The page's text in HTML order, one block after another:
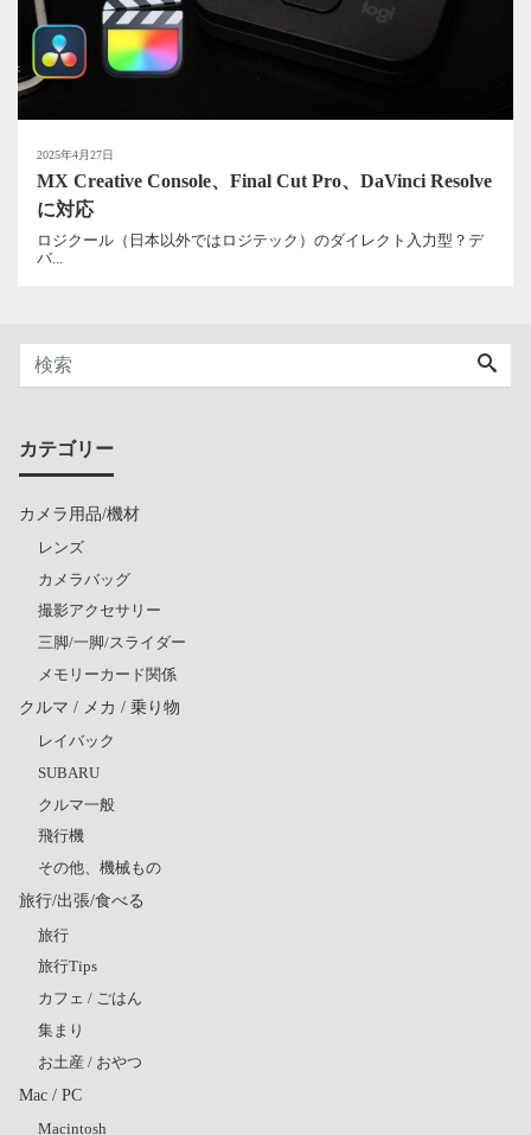
2025年4月27日
MX Creative Console、Final Cut Pro、DaVinci Resolve
に対応
ロジクール（日本以外ではロジテック）のダイレクト入力型？デ
バ...
カテゴリー
カメラ用品/機材
レンズ
カメラバッグ
撮影アクセサリー
三脚/一脚/スライダー
メモリーカード関係
クルマ / メカ / 乗り物
レイバック
SUBARU
クルマ一般
飛行機
その他、機械もの
旅行/出張/食べる
旅行
旅行Tips
カフェ / ごはん
集まり
お土産 / おやつ
Mac / PC
Macintosh